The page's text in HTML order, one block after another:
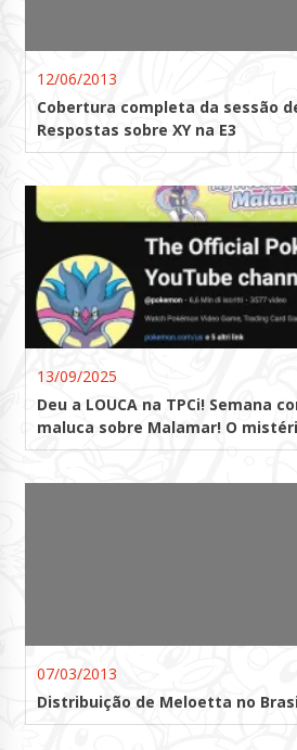
12/06/2013
Cobertura completa da sessão
Respostas sobre XY na E3
13/09/2025
Deu a LOUCA na TPCi! Semana
maluca sobre Malamar! O
07/03/2013
Distribuição de Meloetta no